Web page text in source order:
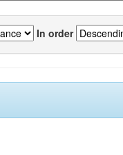
In order